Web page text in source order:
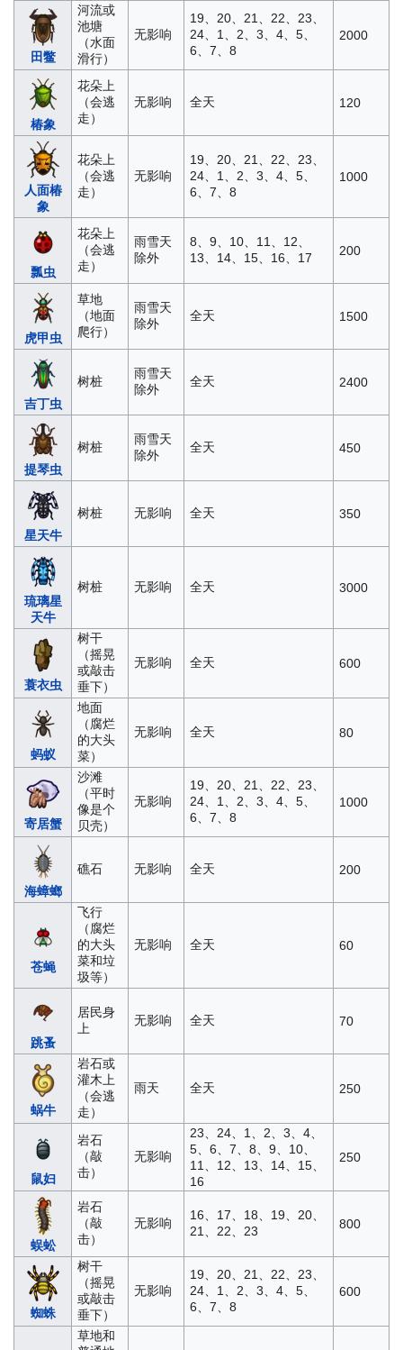
田鳖
河流或
池塘
（水面
滑行）
无影响
19、20、21、22、23、
24、1、2、3、4、5、
6、7、8
2000
椿象
花朵上
（会逃
走）
无影响 全天 120
人面椿
象
花朵上
（会逃
走）
无影响
19、20、21、22、23、
24、1、2、3、4、5、
6、7、8
1000
瓢虫
花朵上
（会逃
走）
雨雪天
除外
8、9、10、11、12、
13、14、15、16、17
200
虎甲虫
草地
（地面
爬行）
雨雪天
除外
全天 1500
吉丁虫
树桩
雨雪天
除外
全天 2400
提琴虫
树桩
雨雪天
除外
全天 450
星天牛
树桩 无影响 全天 350
琉璃星
天牛
树桩 无影响 全天 3000
蓑衣虫
树干
（摇晃
或敲击
垂下）
无影响 全天 600
蚂蚁
地面
（腐烂
的大头
菜）
无影响 全天 80
寄居蟹
沙滩
（平时
像是个
贝壳）
无影响
19、20、21、22、23、
24、1、2、3、4、5、
6、7、8
1000
海蟑螂
礁石 无影响 全天 200
苍蝇
飞行
（腐烂
的大头
菜和垃
圾等）
无影响 全天 60
跳蚤
居民身
上
无影响 全天 70
蜗牛
岩石或
灌木上
（会逃
走）
雨天 全天 250
鼠妇
岩石
（敲
击）
无影响
23、24、1、2、3、4、
5、6、7、8、9、10、
11、12、13、14、15、
16
250
蜈蚣
岩石
（敲
击）
无影响
16、17、18、19、20、
21、22、23
800
蜘蛛
树干
（摇晃
或敲击
垂下）
无影响
19、20、21、22、23、
24、1、2、3、4、5、
6、7、8
600
草地和